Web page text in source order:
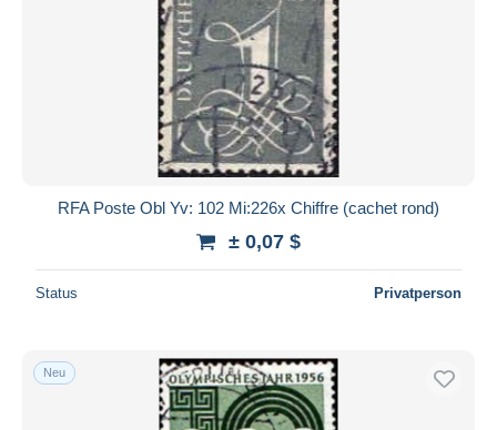
RFA Poste Obl Yv: 102 Mi:226x Chiffre (cachet rond)
± 0,07 $
Status Privatperson
Neu